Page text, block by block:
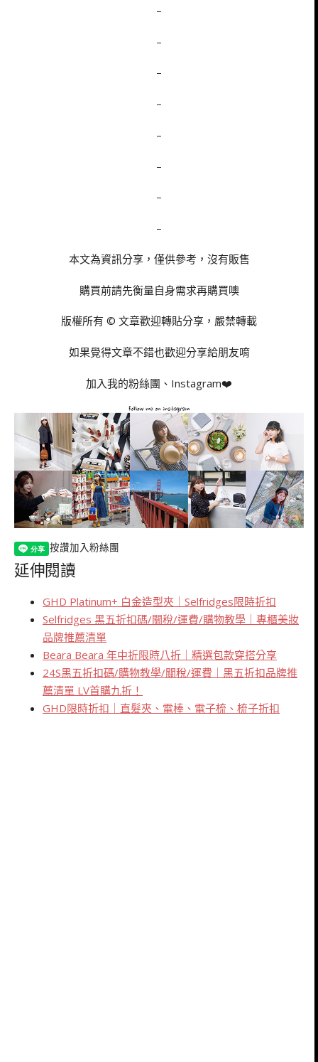
–
–
–
–
–
–
–
–
本文為資訊分享，僅供參考，沒有販售
購買前請先衡量自身需求再購買噢
版權所有 © 文章歡迎轉貼分享，嚴禁轉載
如果覺得文章不錯也歡迎分享給朋友唷
加入我的粉絲團、Instagram❤️
按讚加入粉絲團
延伸閱讀
GHD Platinum+ 白金造型夾｜Selfridges限時折扣
Selfridges 黑五折扣碼/關稅/運費/購物教學｜專櫃美妝
品牌推薦清單
Beara Beara 年中折限時八折｜精選包款穿搭分享
24S黑五折扣碼/購物教學/關稅/運費｜黑五折扣品牌推
薦清單 LV首購九折！
GHD限時折扣｜直髮夾、電棒、電子梳、梳子折扣